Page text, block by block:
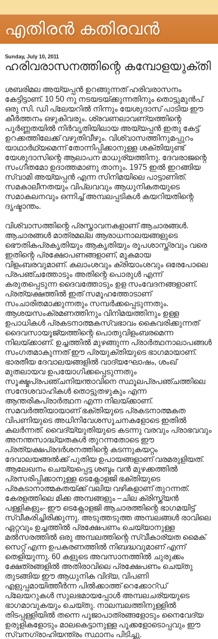
എതിരന്‍ കതിരവന്‍
Sunday, July 10, 2011
ഹരിവരാസനത്തിന്റെ കമ്പോളയുക്തി
ശബരിമല അയ്യപ്പൻ ഉറങ്ങുന്നത് ഹരിവരാസനം
കേട്ടിട്ടാണ്. 10 50 നു നടയടയ്ക്കുന്നതിനും തൊട്ടുമുൻപ്
ഒരു സി. ഡി പ്ലേയറിൽ നിന്നും യേശുദാസ് പാടിയ ഈ
കീർത്തനം ഒഴുകിവരും. ശ്രവണലാവണ്യത്തിന്റെ
പൂർണ്ണതയിൽ നിർവൃതിയിലായ അയ്യപ്പൻ ഇതു കേട്ട്
ഉറക്കത്തിലേക്ക് വഴുതിവീഴും. വിശ്വാസത്തിനുമപ്പുറം
യാഥാർഥ്യമെന്ന് തോന്നിപ്പിക്കാനുള്ള ശക്തിയുണ്ട്
യേശുദാസിന്റെ ആലാപന മാധുര്യത്തിനു. ദേവരാജന്റെ
സംഗീതമോ ഉദാത്തമാണു താനും. 1975 ഇൽ ഇറങ്ങിയ
സ്വാമി അയ്യപ്പൻ എന്ന സിനിമയിലെ പാട്ടാണിത്.
സമകാലീനതയും വിപ്ലവവും ആധുനികതയുടെ
സമാകലനവും ഒന്നിച്ച് അമ്പലപ്പടികൾ കയറിയതിന്റെ
ദൃഷ്ടാന്തം.
വിശ്വാസത്തിന്റെ പ്രസ്താവനകളാണ് ആചാരങ്ങൾ.
ആചാരങ്ങൾ മാത്രമല്ല ആരാധനാലയങ്ങളുടെ
ഭൌതികപ്രകൃതിയും ആകൃതിയും രൂപശാസ്ത്രവും വരെ
ഇതിന്റെ പ്രക്ഷോപണങ്ങളാണ്, മൂകമായ
വിളംബരവുമാണ്. കലാംശവും ക്രിയാംശവും ഒരേപോലെ
പ്രപഞ്ചത്തോടും അതിന്റെ പൊരുൾ എന്ന്
കരുതപ്പെടുന്ന ദൈവത്തോടും ഉള സംവേദനങ്ങളാണ്.
പ്രത്യക്ഷത്തിൽ ഇത് സമൂഹത്തോടാണ്
സംചാരിതമാക്കുന്നതും സമ്പർക്കപ്പെടുന്നതും.
ആശയസംക്രമണത്തിനും വിനിമയത്തിനും ഉള്ള
ഉപാധികൾ പ്രകടനാത്മകസ്വഭാവം കൈവരിക്കുന്നത്
ദൈവസായൂജ്യത്തിന്റെ പൊതുവിളംബരമെന്ന
നിലയ്ക്കാണ്. ഉച്ചത്തിൽ മുഴങ്ങുന്ന പ്രാർത്ഥനാലാപങ്ങൾ
സംഗതമാകുന്നത് ഈ പ്രയുക്തിയുടെ ഭാഗമായാണ്.
ഭാരതീയ ദേവാലയങ്ങളിൽ വാദ്യഘോഷം, ശംഖ്
മുതലായവ ഉപയോഗിക്കപ്പെടുന്നതും
സൂക്ഷ്മപ്രപഞ്ചനിയന്താവിനെ സ്ഥൂലപ്രപഞ്ചത്തിലെ
സന്ദേശവാഹികൾ തൊട്ടുതഴുകും എന്ന
ആന്തരികപ്രാർത്ഥന എന്ന നിലയ്ക്കാണ്.
സമവർത്തിയായാണ് ഭക്തിയുടെ പ്രകടനാത്മകത
വിപണിയുടെ അധിനിവേശസൂചനകളോടെ ഇതിൽ
കലർന്നത്. വൈദ്യ്യുതിയുടെ കടന്നു വരവും പ്രാഭവവും
അനന്തസാദ്ധ്യതകൾ തുറന്നതോടെ ഈ
പ്രത്യക്ഷപ്രദർശനത്തിന്റെ കടന്നുകയറ്റം
ദേവാലയങ്ങൽക്ക് പുതിയ ഉപായങ്ങളാണ് വരമരുളിയത്.
ആലേഖനം ചെയ്യപ്പെട്ട ശബ്ദം വൻ മുഴക്കത്തിൽ
പ്രസരിപ്പിക്കാനുള്ള ടെക്നോളജി ഭക്തിയുടെ
പ്രകടാനാത്മകതയ്ക്ക് വലിയ വഴികളാണ് തുറന്നത്.
കേരളത്തിലെ മിക്ക അമ്പങ്ങളും –ചില ക്രിസ്ത്യൻ
പള്ളികളും- ഈ ടെക്നോളജി ആചാരത്തിന്റെ ഭാഗമയിട്ട്
സ്വീകരിച്ചിരിക്കുന്നു. അടുത്തടുത്ത അമ്പലങ്ങൾ രാവിലെ
ഏറ്റവും ഉച്ചത്തിൽ പ്രക്ഷേപണം ചെയ്യാനുള്ള
മൽസരത്തിൽ ഒരു അമ്പലത്തിന്റെ സ്വീകാര്യത മൈക്
സെറ്റ് എന്ന ഉപകരണത്തിൽ നിബദ്ധവുമാണ് എന്ന്
തെളിയുന്നു. 60 കളുടെ അവസാനത്തിൽ ചുരുക്കം
ക്ഷേത്രങ്ങളിൽ അതിരാവിലെ പ്രക്ഷേപണം ചെയ്തു
തുടങ്ങിയ ഈ ആധുനിക വിദ്യ, വിപണി
എളുപ്പമായിത്തീർന്ന പിൽക്കാത്ത് റെക്കോറ്ഡ്
പ്ലേയറുകൾ സുലഭമായപ്പോൾ അമ്പലചര്യയുടെ
ഭാഗമാവുകയും ചെയ്തു. നാലമ്പലത്തിനുള്ളിൽ
തിടപ്പള്ളിയിൽ തന്നെ പൂജാപാത്രങ്ങളോടും നൈവേദ്യ
ഉരുളികളോടും മാലകെട്ടാനുള്ള പൂക്കളോടൊപ്പവും ഈ
സ്വനഗ്രാഹിയന്ത്രം സ്ഥാനം പിടിച്ചു.